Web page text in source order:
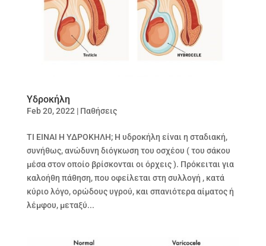
Υδροκήλη
Feb 20, 2022| Παθήσεις
ΤΙ ΕΙΝΑΙ Η ΥΔΡΟΚΗΛΗ; Η υδροκήλη είναι η σταδιακή,
συνήθως, ανώδυνη διόγκωση του οσχέου ( του σάκου
μέσα στον οποίο βρίσκονται οι όρχεις ). Πρόκειται για
καλοήθη πάθηση, που οφείλεται στη συλλογή , κατά
κύριο λόγο, ορώδους υγρού, και σπανιότερα αίματος ή
λέμφου, μεταξύ...